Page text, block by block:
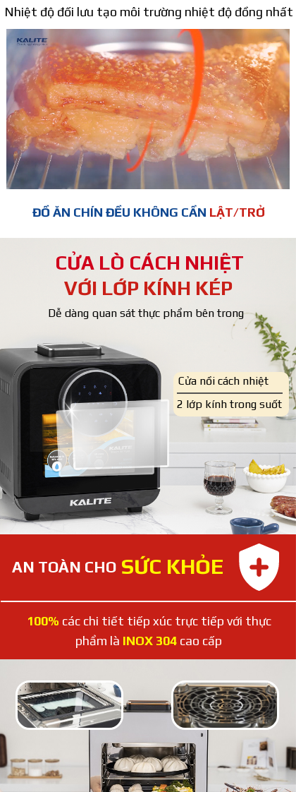
Nhiệt độ đối lưu tạo môi trường nhiệt độ đồng nhất
ĐỒ ĂN CHÍN ĐỀU KHÔNG CẦN LẬT/TRỞ
CỬA LÒ CÁCH NHIỆT
VỚI LỚP KÍNH KÉP
Dễ dàng quan sát thực phẩm bên trong
Cửa nồi cách nhiệt
2 lớp kính trong suốt
AN TOÀN CHO SỨC KHỎE
100% các chi tiết tiếp xúc trực tiếp với thực
phẩm là INOX 304 cao cấp